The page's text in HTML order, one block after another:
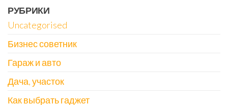
РУБРИКИ
Uncategorised
Бизнес советник
Гараж и авто
Дача, участок
Как выбрать гаджет